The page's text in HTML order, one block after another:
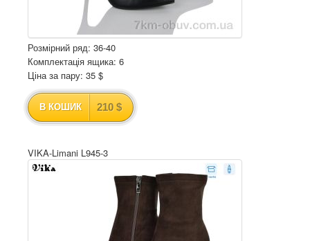
Розмірний ряд: 36-40
Комплектація ящика: 6
Ціна за пару: 35 $
В КОШИК 210 $
VIKA-Limani L945-3